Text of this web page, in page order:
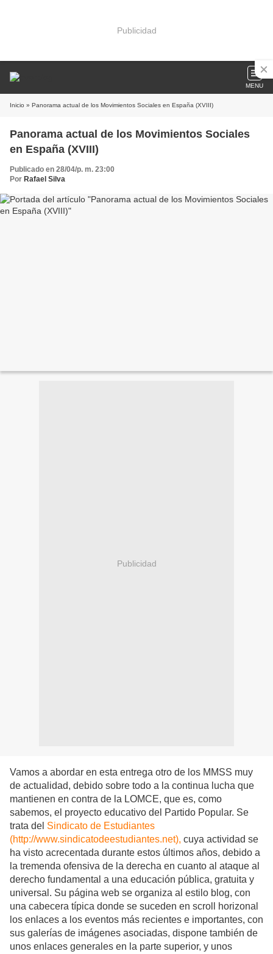
Publicidad
MENU
Inicio » Panorama actual de los Movimientos Sociales en España (XVIII)
Panorama actual de los Movimientos Sociales
en España (XVIII)
Publicado en 28/04/p. m. 23:00
Por Rafael Silva
Publicidad
Vamos a abordar en esta entrega otro de los MMSS muy
de actualidad, debido sobre todo a la continua lucha que
mantienen en contra de la LOMCE, que es, como
sabemos, el proyecto educativo del Partido Popular. Se
trata del Sindicato de Estudiantes
(http://www.sindicatodeestudiantes.net), cuya actividad se
ha visto acrecentada durante estos últimos años, debido a
la tremenda ofensiva de la derecha en cuanto al ataque al
derecho fundamental a una educación pública, gratuita y
universal. Su página web se organiza al estilo blog, con
una cabecera típica donde se suceden en scroll horizonal
los enlaces a los eventos más recientes e importantes, con
sus galerías de imágenes asociadas, dispone también de
unos enlaces generales en la parte superior, y unos